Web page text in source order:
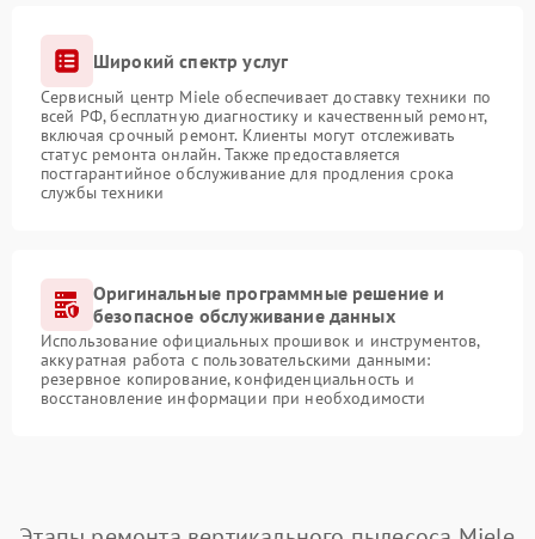
Широкий спектр услуг
Сервисный центр Miele обеспечивает доставку техники по
всей РФ, бесплатную диагностику и качественный ремонт,
включая срочный ремонт. Клиенты могут отслеживать
статус ремонта онлайн. Также предоставляется
постгарантийное обслуживание для продления срока
службы техники
Оригинальные программные решение и
безопасное обслуживание данных
Использование официальных прошивок и инструментов,
аккуратная работа с пользовательскими данными:
резервное копирование, конфиденциальность и
восстановление информации при необходимости